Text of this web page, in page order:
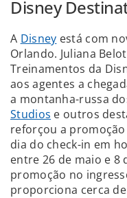
Disney
A Disney está com
Orlando. Juliana
Treinamentos da
aos agentes a
a montanha-russa
Studios e outros
reforçou a
dia do check-in em
entre 26 de maio e 8
promoção no
proporciona cerca